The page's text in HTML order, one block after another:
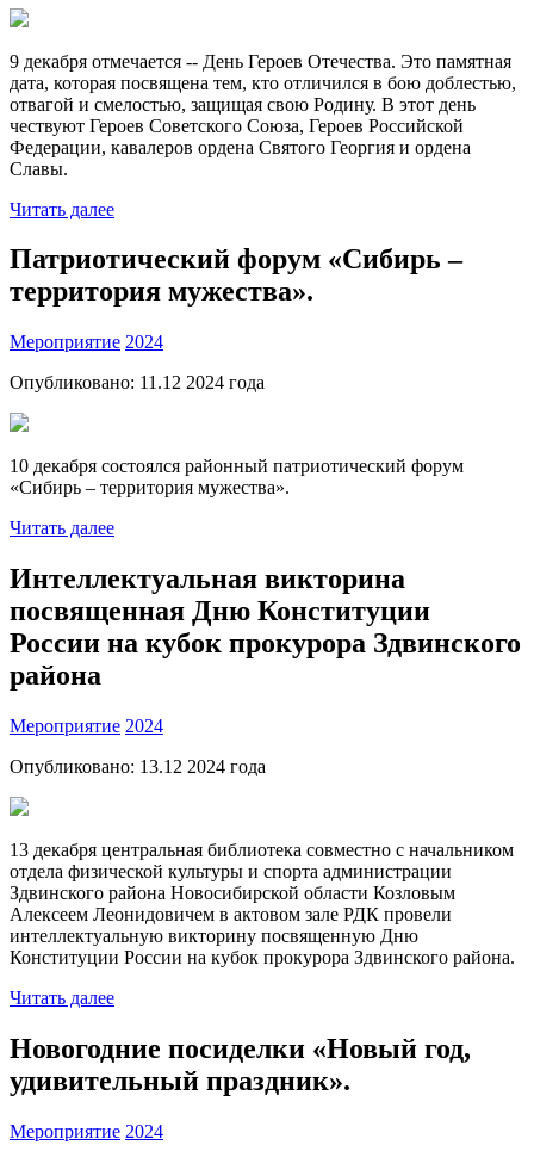
9 декабря отмечается -- День Героев Отечества. Это памятная
дата, которая посвящена тем, кто отличился в бою доблестью,
отвагой и смелостью, защищая свою Родину. В этот день
чествуют Героев Советского Союза, Героев Российской
Федерации, кавалеров ордена Святого Георгия и ордена
Славы.
Читать далее
Патриотический форум «Сибирь –
территория мужества».
Мероприятие 2024
Опубликовано: 11.12 2024 года
10 декабря состоялся районный патриотический форум
«Сибирь – территория мужества».
Читать далее
Интеллектуальная викторина
посвященная Дню Конституции
России на кубок прокурора Здвинского
района
Мероприятие 2024
Опубликовано: 13.12 2024 года
13 декабря центральная библиотека совместно с начальником
отдела физической культуры и спорта администрации
Здвинского района Новосибирской области Козловым
Алексеем Леонидовичем в актовом зале РДК провели
интеллектуальную викторину посвященную Дню
Конституции России на кубок прокурора Здвинского района.
Читать далее
Новогодние посиделки «Новый год,
удивительный праздник».
Мероприятие 2024